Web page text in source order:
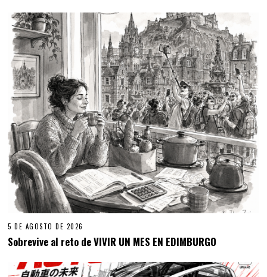
5 DE AGOSTO DE 2026
Sobrevive al reto de VIVIR UN MES EN EDIMBURGO